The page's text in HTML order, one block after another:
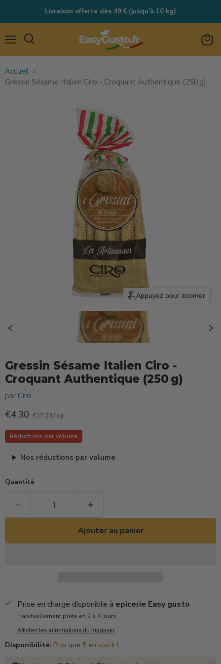
Livraison offerte dès 49 € (jusqu'à 10 kg)
Accueil
Gressin Sésame Italien Ciro ‑ Croquant Authentique (250 g)
Appuyez pour zoomer
Gressin Sésame Italien Ciro ‑
Croquant Authentique (250 g)
par Ciro
Prix actuel
€4,30 €17,20/kg
Réductions par volume
Nos réductions par volume
Quantité
Ajouter au panier
Prise en charge disponible à epicerie Easy gusto
Habituellement prête en 2 à 4 jours
Afficher les informations du magasin
Disponibilité: Plus que 5 en stock !